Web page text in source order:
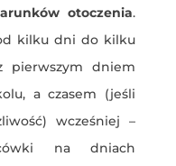
otoczenia.
kilku dni do kilku
pierwszym dniem
a czasem (jeśli
wcześniej –
na dniach